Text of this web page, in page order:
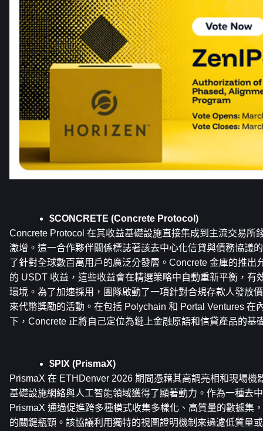
$CONCRETE (Concrete Protocol)
Concrete Protocol 在其收益基礎設施直接集成到主流交易所
激增。這一合作夥伴關係標誌著該去中心化信貸與債務協議
了針對全球數百萬用戶的廣泛分發層。Concrete 金庫的推出
的 USDT 收益，這些收益會在精選策略中自動重新平衡，有
環境。為了加速採用，團隊啟動了一項針對合規存款人發放
來代幣獎勵的活動。在包括 Polychain 和 Portal Ventures 在
下，Concrete 正將自己定位為鏈上金融原語和信貸產品的基
$PIX (PrismaX)
PrismaX 在 ETHDenver 2026 期間憑藉其高調亮相和現場機
基礎設施網絡與人工智能領域獲得了顯著動力。作為一種去
PrismaX 通過促進跨多種模式收集多樣化、高質量的數據集
的關鍵瓶頸。該協議利用獨特的視圖證明機制來過濾低質量